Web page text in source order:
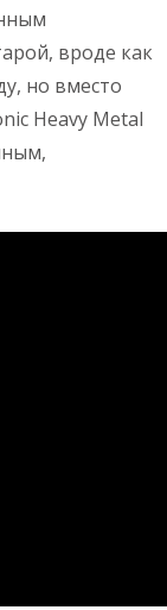
вроде как
но вместо
Heavy Metal